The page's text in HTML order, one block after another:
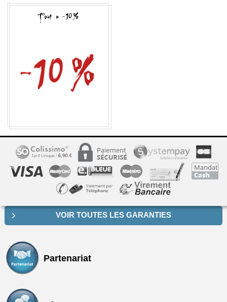
Tout a -10 %
VOIR TOUTES LES GARANTIES
Partenariat